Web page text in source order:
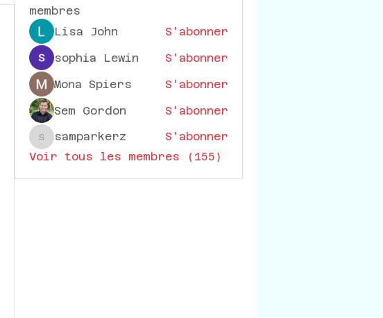
membres
Lisa John
S'abonner
sophia Lewin
S'abonner
Mona Spiers
S'abonner
Sem Gordon
S'abonner
samparkerz
samparkerz
S'abonner
Voir tous les membres (155)